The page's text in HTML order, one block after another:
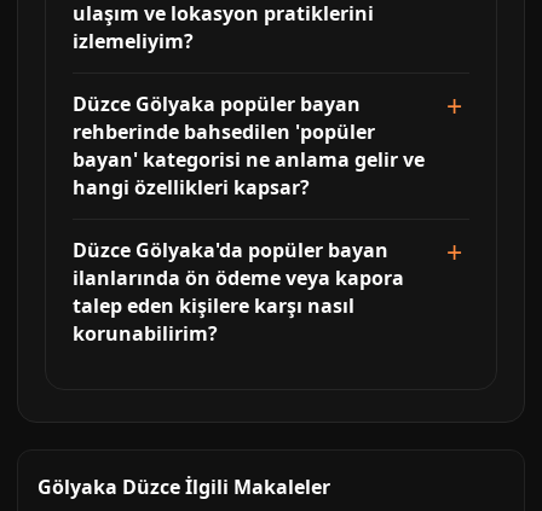
ulaşım ve lokasyon pratiklerini
izlemeliyim?
Düzce Gölyaka popüler bayan
rehberinde bahsedilen 'popüler
bayan' kategorisi ne anlama gelir ve
hangi özellikleri kapsar?
Düzce Gölyaka'da popüler bayan
ilanlarında ön ödeme veya kapora
talep eden kişilere karşı nasıl
korunabilirim?
Gölyaka Düzce İlgili Makaleler